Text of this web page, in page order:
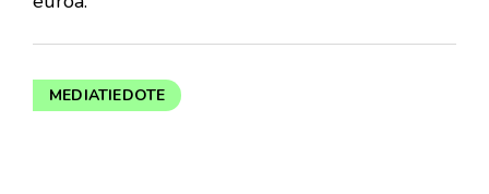
MEDIATIEDOTE